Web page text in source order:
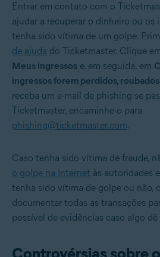
Entrar em contato com o
ajudar a recuperar o dinheiro ou os
tenha sido vítima de um golpe.
de ajuda do Ticketmaster. Clique
Meus ingressos e, em seguida, em
ingressos forem perdidos,
receba um e-mail de phishing se
Ticketmaster, encaminhe-o para
phishing@ticketmaster.com.
Caso tenha sido vítima de fraude,
o golpe na Internet às autoridades
tenha sido vítima de golpe ou não,
documentar todas as transações
possível de evidências caso algo dê